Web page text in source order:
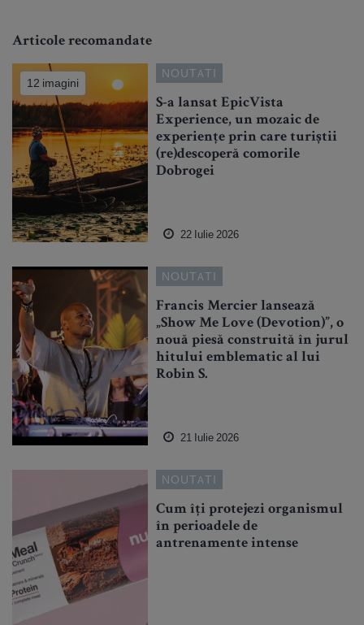
Articole recomandate
12 imagini
NOUTATI
S-a lansat EpicVista
Experience, un mozaic de
experiențe prin care turiștii
(re)descoperă comorile
Dobrogei
22 Iulie 2026
NOUTATI
Francis Mercier lansează
„Show Me Love (Devotion)”, o
nouă piesă construită în jurul
hitului emblematic al lui
Robin S.
21 Iulie 2026
NOUTATI
Cum îți protejezi organismul
în perioadele de
antrenamente intense